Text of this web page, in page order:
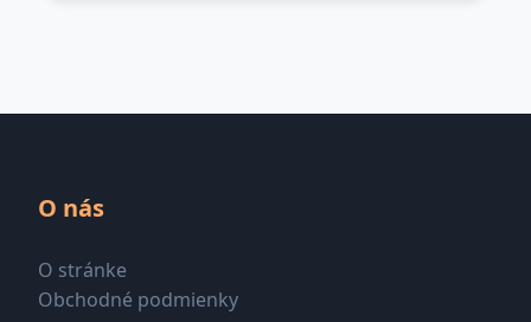
O nás
O stránke
Obchodné podmienky